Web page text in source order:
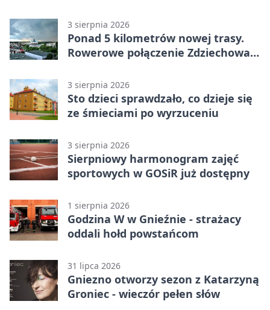
3 sierpnia 2026
Ponad 5 kilometrów nowej trasy.
Rowerowe połączenie Zdziechowa z
3 sierpnia 2026
Sto dzieci sprawdzało, co dzieje się
ze śmieciami po wyrzuceniu
3 sierpnia 2026
Sierpniowy harmonogram zajęć
sportowych w GOSiR już dostępny
1 sierpnia 2026
Godzina W w Gnieźnie - strażacy
oddali hołd powstańcom
31 lipca 2026
Gniezno otworzy sezon z Katarzyną
Groniec - wieczór pełen słów